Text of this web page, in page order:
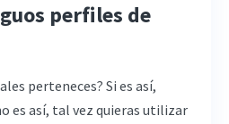
perfiles de
perteneces? Si es así,
es así, tal vez quieras utilizar